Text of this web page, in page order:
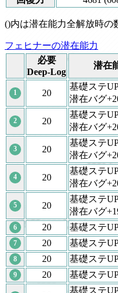
()内は潜在能力全解放時の
フェヒナーの潜在能力
必要
Deep-Log
潜在
1 20
基礎ステ
潜在バグ
2 20
基礎ステ
潜在バグ
3 20
基礎ステ
潜在バグ
4 20
基礎ステ
潜在バグ
5 20
基礎ステ
潜在バグ
6 20 基礎ステ
7 20 基礎ステ
8 20 基礎ステ
9 20 基礎ステ
基礎ステ